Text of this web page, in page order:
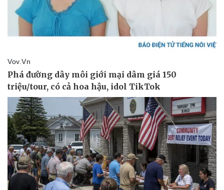
Thế giới thể thao
eSports
Hậu trường
Ô tô - Xe máy